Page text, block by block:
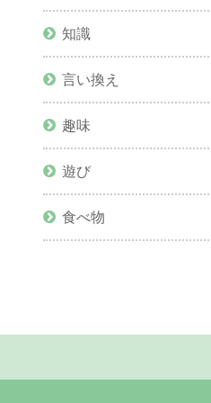
知識
言い換え
趣味
遊び
食べ物